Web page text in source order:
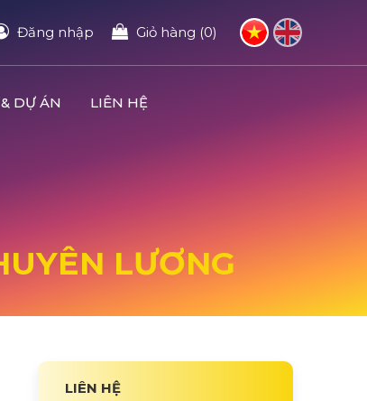
Đăng nhập Giỏ hàng (0)
DỰ ÁN LIÊN HỆ
LƯƠNG
LIÊN HỆ